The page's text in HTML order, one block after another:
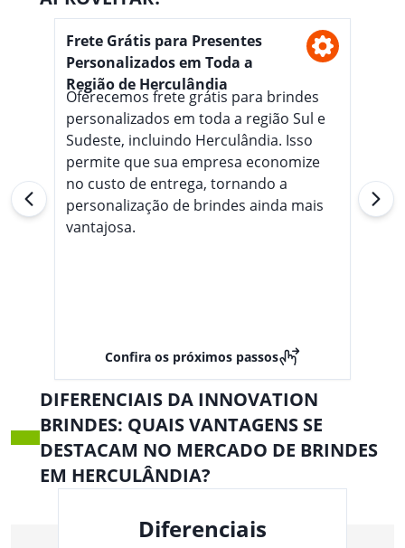
Frete Grátis para Presentes
Personalizados em Toda a
Região de Herculândia
Oferecemos frete grátis para brindes
personalizados em toda a região Sul e
Sudeste, incluindo Herculândia. Isso
permite que sua empresa economize
no custo de entrega, tornando a
personalização de brindes ainda mais
vantajosa.
Confira os próximos passos
DIFERENCIAIS DA INNOVATION
BRINDES: QUAIS VANTAGENS SE
DESTACAM NO MERCADO DE BRINDES
EM HERCULÂNDIA?
Diferenciais